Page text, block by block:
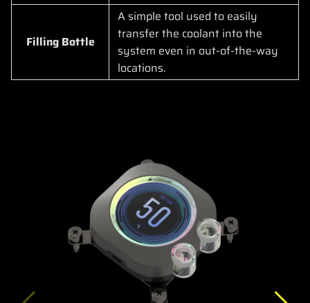
Filling Bottle
A simple tool used to easily
transfer the coolant into the
system even in out-of-the-way
locations.